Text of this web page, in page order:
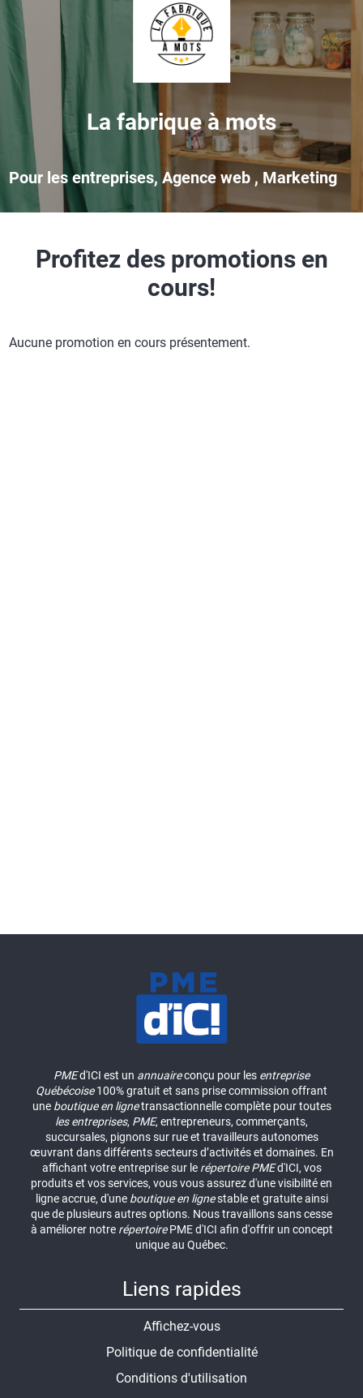
La fabrique à mots
Pour les entreprises, Agence web , Marketing
Profitez des promotions en
cours!
Aucune promotion en cours présentement.
PMEd'ICI est un annuaireconçu pour les entreprise
Québécoise100% gratuit et sans prise commission offrant
une boutique en lignetransactionnelle complète pour toutes
les entreprises, PME, entrepreneurs, commerçants,
succursales, pignons sur rue et travailleurs autonomes
œuvrant dans différents secteurs d’activités et domaines. En
affichant votre entreprise sur le répertoire PMEd'ICI, vos
produits et vos services, vous vous assurez d'une visibilité en
ligne accrue, d'une boutique en lignestable et gratuite ainsi
que de plusieurs autres options. Nous travaillons sans cesse
à améliorer notre répertoirePME d'ICI afin d'offrir un concept
unique au Québec.
Liens rapides
Affichez-vous
Politique de confidentialité
Conditions d'utilisation